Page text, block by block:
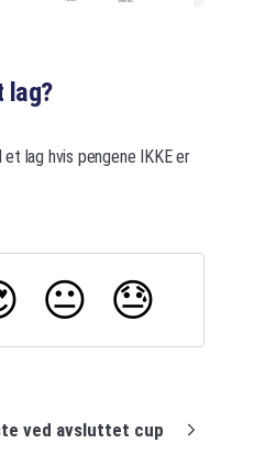
lag?
lag hvis pengene IKKE er
😐 😓
ved avsluttet cup